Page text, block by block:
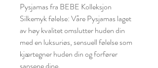
Pysjamas fra BEBE Kolleksjon
Silkemyk følelse: Våre Pysjamas laget
av høy kvalitet omslutter huden din
med en luksuriøs, sensuell følelse som
kjærtegner huden din og forfører
sansene dine.